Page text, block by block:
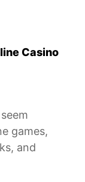
Casino
games,
and